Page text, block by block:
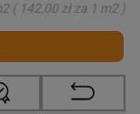
( 142,00 złza 1 m2)